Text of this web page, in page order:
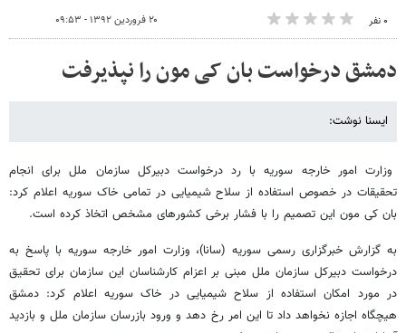
۰ نفر ۲۰ فروردین ۱۳۹۲ - ۰۹:۵۳
دمشق درخواست بان کی مون را نپذیرفت
ایسنا نوشت:
وزارت امور خارجه سوریه با رد درخواست دبیرکل سازمان ملل برای انجام
تحقیقات در خصوص استفاده از سلاح شیمیایی در تمامی خاک سوریه اعلام کرد:
بان کی مون این تصمیم را با فشار برخی کشورهای مشخص اتخاذ کرده است.
به گزارش خبرگزاری رسمی سوریه (سانا)، وزارت امور خارجه سوریه با پاسخ به
درخواست دبیرکل سازمان ملل مبنی بر اعزام کارشناسان این سازمان برای تحقیق
در مورد امکان استفاده از سلاح شیمیایی در خاک سوریه اعلام کرد: دمشق
هیچگاه اجازه نخواهد داد تا این امر رخ دهد و ورود بازرسان سازمان ملل و بازدید